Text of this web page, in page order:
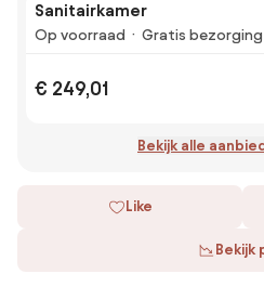
Sanitairkamer
Op voorraad Gratis bezorging
€ 249,01
Bekijk alle
Like
Bekijk